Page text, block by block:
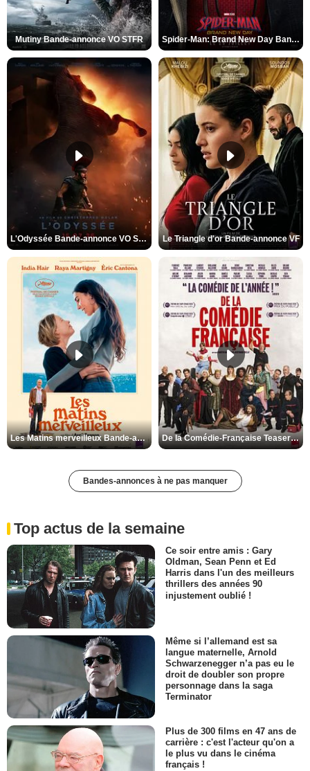
Mutiny Bande-annonce VO STFR Spider-Man: Brand New Day Bande-annonce VO STFR
L'Odyssée Bande-annonce VO STFR Le Triangle d'or Bande-annonce VF
Les Matins merveilleux Bande-annonce VF De la Comédie-Française Teaser VF
Bandes-annonces à ne pas manquer
Top actus de la semaine
Ce soir entre amis : Gary
Oldman, Sean Penn et Ed
Harris dans l'un des meilleurs
thrillers des années 90
injustement oublié !
Même si l’allemand est sa
langue maternelle, Arnold
Schwarzenegger n’a pas eu le
droit de doubler son propre
personnage dans la saga
Terminator
Plus de 300 films en 47 ans de
carrière : c'est l'acteur qu'on a
le plus vu dans le cinéma
français !